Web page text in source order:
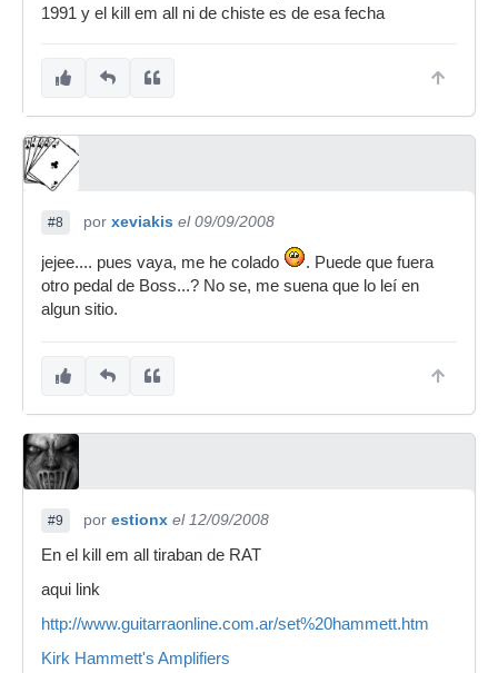
mundo.
distorsión dudo que la saquen de pedalera.
o ampli de gamma alta.
1991 y el kill em all ni de chiste es de esa fecha
#8 por xeviakis el 09/09/2008
jejee.... pues vaya, me he colado
. Puede que fuera
otro pedal de Boss...? No se, me suena que lo leí en
algun sitio.
#9 por estionx el 12/09/2008
En el kill em all tiraban de RAT
aqui link
http://www.guitarraonline.com.ar/set%20hammett.htm
Kirk Hammett's Amplifiers